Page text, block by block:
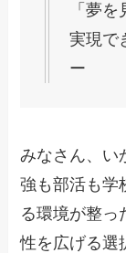
「夢
実現で
ー
みなさん、い
強も部活も学
る環境が整っ
性を広げる選